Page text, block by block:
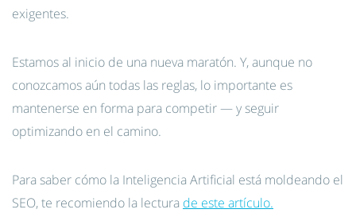
exigentes.
Estamos al inicio de una nueva maratón. Y, aunque no
conozcamos aún todas las reglas, lo importante es
mantenerse en forma para competir — y seguir
optimizando en el camino.
Para saber cómo la Inteligencia Artificial está moldeando el
SEO, te recomiendo la lectura de este artículo.